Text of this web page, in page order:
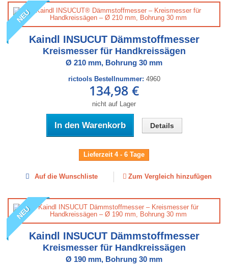
NEU
Kaindl INSUCUT Dämmstoffmesser
Kreismesser für Handkreissägen
Ø 210 mm, Bohrung 30 mm
rictools Bestellnummer: 4960
134,98 €
nicht auf Lager
In den Warenkorb Details
Lieferzeit 4 - 6 Tage
Auf die Wunschliste Zum Vergleich hinzufügen
NEU
Kaindl INSUCUT Dämmstoffmesser
Kreismesser für Handkreissägen
Ø 190 mm, Bohrung 30 mm